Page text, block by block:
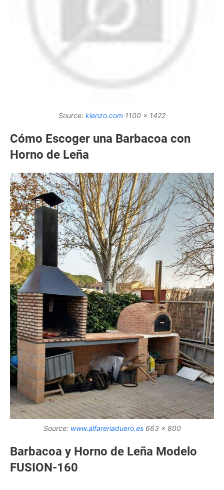
Source: kienzo.com 1100 x 1422
Cómo Escoger una Barbacoa con
Horno de Leña
Source: www.alfareriaduero.es663 x 800
Barbacoa y Horno de Leña Modelo
FUSION-160